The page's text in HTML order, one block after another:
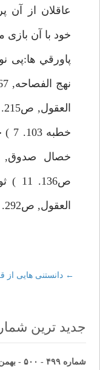
عاقلان از آن
خود با آن بازى
العقول, ص292.
Post
← دانستنى هايى از
جدید ترین
شماره ۴۹۹ - ۵۰۰ - بهمن و اسفند ماه ۱۴۰۴